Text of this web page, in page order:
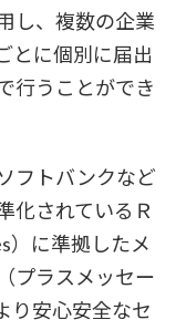
し、複数の企業
とに個別に届出
行うことができ
フトバンクなど
化されているＲ
）に準拠したメ
プラスメッセー
り安心安全なセ